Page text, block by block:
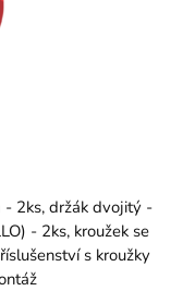
2ks, držák dvojitý -
- 2ks, kroužek se
s kroužky